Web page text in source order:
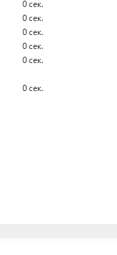
0сек.
0сек.
0сек.
0сек.
0сек.
0сек.